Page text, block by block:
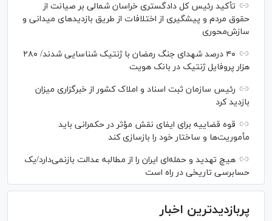
تأکید رئیس کل دادگستری خراسان شمالی بر صیانت از
حقوق مردم و پیشگیری از اختلافات از طریق بازدید‌های میدانی و
سازش‌محوری
۴۰ درصد شهدای جنگ رمضان با ژنتیک شناسایی شدند/ ۲۸۰
هزار پروفایل ژنتیک در بانک هویت
رئیس سازمان ثبت اسناد و املاک کشور از خبرگزاری میزان
بازدید کرد
قوه قضاییه برای ایفای نقش مؤثر در حکمرانی باید
مأموریت‌ها و ساختار خود را بازسازی کند
هیچ تهدید و حمله‌ای ایران را از مطالبه عدالت بازنمی‌دارد/یک
حسابرسی تاریخی در راه است
پربازدیدترین اخبار